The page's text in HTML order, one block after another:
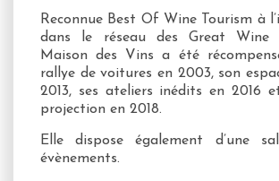
Reconnue Best Of Wine Tourism à
dans le réseau des Great Wine
Maison des Vins a été
rallye de voitures en 2003, son
2013, ses ateliers inédits en 2016
projection en 2018.
Elle dispose également d’une
évènements.